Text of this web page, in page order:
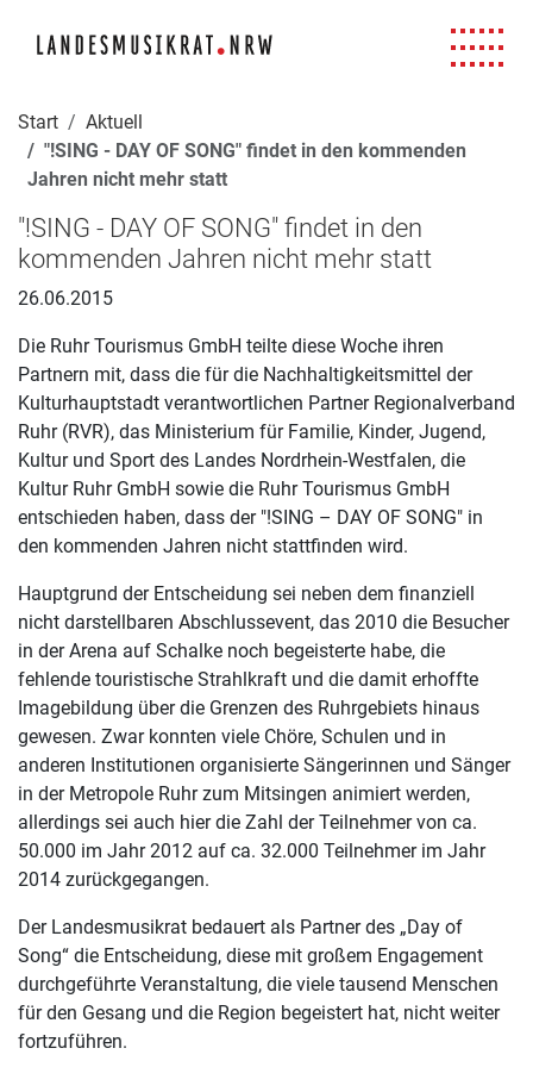
Start
Aktuell
"!SING - DAY OF SONG" findet in den kommenden
Jahren nicht mehr statt
"!SING - DAY OF SONG" findet in den
kommenden Jahren nicht mehr statt
26.06.2015
Die Ruhr Tourismus GmbH teilte diese Woche ihren
Partnern mit, dass die für die Nachhaltigkeitsmittel der
Kulturhauptstadt verantwortlichen Partner Regionalverband
Ruhr (RVR), das Ministerium für Familie, Kinder, Jugend,
Kultur und Sport des Landes Nordrhein-Westfalen, die
Kultur Ruhr GmbH sowie die Ruhr Tourismus GmbH
entschieden haben, dass der "!SING – DAY OF SONG" in
den kommenden Jahren nicht stattfinden wird.
Hauptgrund der Entscheidung sei neben dem finanziell
nicht darstellbaren Abschlussevent, das 2010 die Besucher
in der Arena auf Schalke noch begeisterte habe, die
fehlende touristische Strahlkraft und die damit erhoffte
Imagebildung über die Grenzen des Ruhrgebiets hinaus
gewesen. Zwar konnten viele Chöre, Schulen und in
anderen Institutionen organisierte Sängerinnen und Sänger
in der Metropole Ruhr zum Mitsingen animiert werden,
allerdings sei auch hier die Zahl der Teilnehmer von ca.
50.000 im Jahr 2012 auf ca. 32.000 Teilnehmer im Jahr
2014 zurückgegangen.
Der Landesmusikrat bedauert als Partner des „Day of
Song“ die Entscheidung, diese mit großem Engagement
durchgeführte Veranstaltung, die viele tausend Menschen
für den Gesang und die Region begeistert hat, nicht weiter
fortzuführen.